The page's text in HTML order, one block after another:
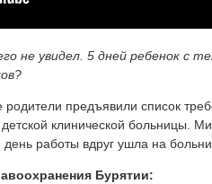
не увидел. 5 дней ребенок с
предъявили список
клинической больницы.
работы вдруг ушла на
Бурятии: